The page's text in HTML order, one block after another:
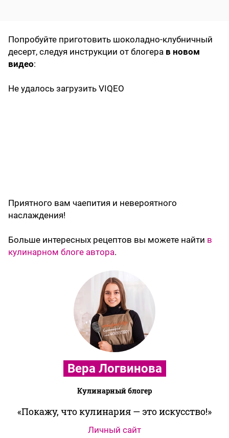
Попробуйте приготовить шоколадно-клубничный
десерт, следуя инструкции от блогера в новом
видео:
Не удалось загрузить VIQEO
Приятного вам чаепития и невероятного
наслаждения!
Больше интересных рецептов вы можете найти в
кулинарном блоге автора.
Вера Логвинова
Кулинарный блогер
Покажу, что кулинария — это искусство!
Личный сайт